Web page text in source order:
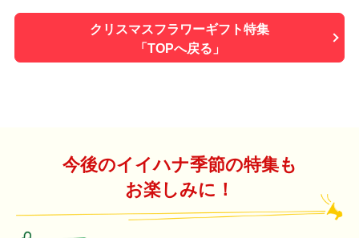
クリスマスフラワーギフト特集
「TOPへ戻る」
今後のイイハナ季節の特集も
お楽しみに！